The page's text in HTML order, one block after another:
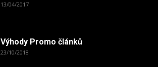
13/04/2017
Výhody Promo článků
23/10/2018